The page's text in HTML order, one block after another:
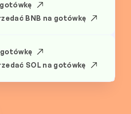
BNB na gotówkę
SOL na gotówkę